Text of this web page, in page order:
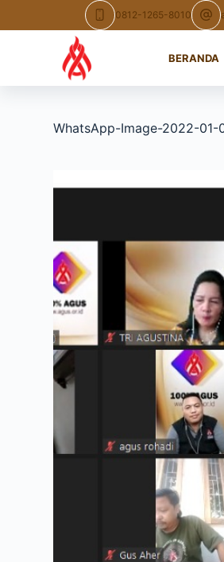
to
0812-1265-8010
BERANDA
WhatsApp-Image-2022-01-